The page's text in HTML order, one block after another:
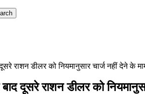
राशन डीलर को नियमानुसार चार्ज नहीं देने के
दूसरे राशन डीलर को